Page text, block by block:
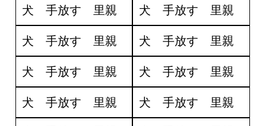
犬 手放す 里親 犬 手放す 里親
犬 手放す 里親 犬 手放す 里親
犬 手放す 里親 犬 手放す 里親
犬 手放す 里親 犬 手放す 里親